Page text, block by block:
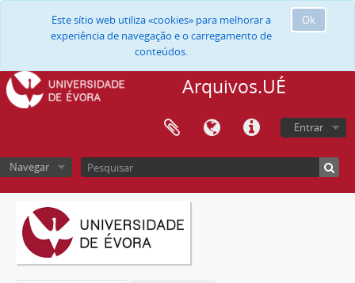
Ok
Este sítio web utiliza «cookies» para melhorar a
experiência de navegação e o carregamento de
conteúdos.
Arquivos.UÉ
Entrar
Navegar